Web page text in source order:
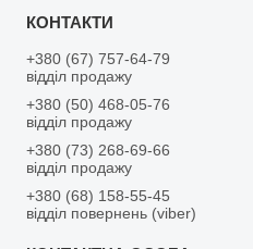
+380 (67) 757-64-79
відділ продажу
+380 (50) 468-05-76
відділ продажу
+380 (73) 268-69-66
відділ продажу
+380 (68) 158-55-45
відділ повернень (viber)